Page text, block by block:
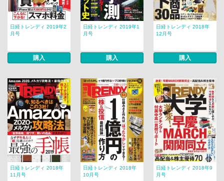
日経トレンディ 2019年2
月号
購入
日経トレンディ 2019年1
月号
購入
日経トレンディ 2018年
12月号
購入
日経トレンディ 2018年
11月号
日経トレンディ 2018年
10月号
日経トレンディ 2018年9
月号